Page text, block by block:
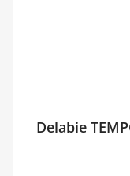
Delabie